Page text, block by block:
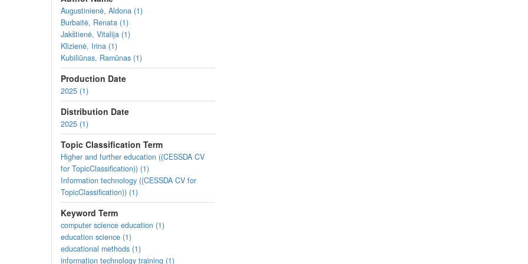
communication tools, while maintaining relevance in both global and local social and technological contexts. The topics
the information society and prepare students to be active, critically thinking, digitally literate citizens.
Lesson plans and tasks
4G and 5G networks. Their development and comparison (Dilanta Vasylienė)
5G and wireless satellite connections (Dilanta Vasylienė)
Internet of Things (IoT) technologies (Dilanta Vasylienė)
5G and wireless satellite connections (Algirdas Litvinas)
Possibilities for using Internet of Things technologies (Algirdas Litvinas)
Virtual communication between the public and information society service providers (Algirdas Litvinas)
A variety of virtual communication and collaboration tools (Sandra Žilvienė)
Background and practice of virtual communication and collaboration options (Sandra Žilvienė)
All lesson plans and tasks for Area E
Lesson plans and tasks were prepared as a part of the project
and Resilience Plan "Next Generation Lithuania", funded by the European Union's Economic Recovery and Resilience
Augustinienė, Aldona (1)
Burbaitė, Renata (1)
Jakštienė, Vitalija (1)
Klizienė, Irina (1)
Kubiliūnas, Ramūnas (1)
Production Date
2025 (1)
Distribution Date
2025 (1)
Topic Classification Term
Higher and further education ((CESSDA CV
for TopicClassification)) (1)
Information technology ((CESSDA CV for
TopicClassification)) (1)
Keyword Term
computer science education (1)
education science (1)
educational methods (1)
information technology training (1)